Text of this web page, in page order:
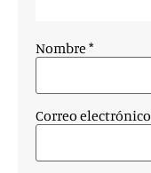
Nombre *
Correo electrónico